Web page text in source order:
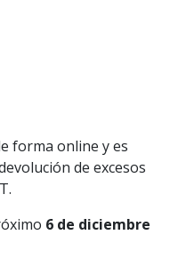
forma online y es
de excesos
6 de diciembre